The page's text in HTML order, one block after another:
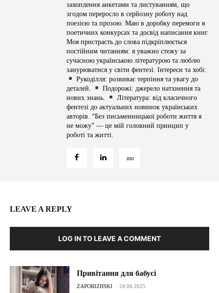
захоплення анкетами та листуванням, що
згодом переросло в серйозну роботу над
поезією та прозою. Маю в доробку перемоги в
поетичних конкурсах та досвід написання книг.
Моя пристрасть до слова підкріплюється
постійним читанням: я уважно стежу за
сучасною українською літературою та люблю
занурюватися у світи фентезі. Інтереси та хобі:
Рукоділля: розвиває терпіння та увагу до
деталей.
Подорожі: джерело натхнення та
нових знань.
Література: від класичного
фентезі до актуальних новинок українських
авторів. “Без письменницької роботи життя я
не можу” — це мій головний принцип у
роботі та житті.
LEAVE A REPLY
LOG IN TO LEAVE A COMMENT
Привітання для бабусі
ZAPORIZHSKI - 24.06.2025